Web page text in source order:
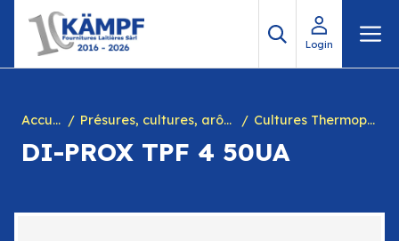
contenu
Login
Accueil Présures, cultures, arôme à yogourt, marques, chiffres en caséine et divers Cultures Thermophiles
DI-PROX TPF 4 50UA